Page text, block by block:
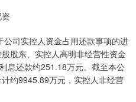
司实控人资金占用还款事项的进
股东、实控人高明非经营性资金
息还款约251.18万元。截至本公
约9945.89万元，实控人非经营